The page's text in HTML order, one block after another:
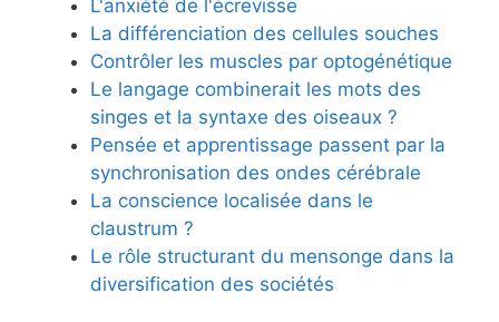
L'anxiété de l'écrevisse
La différenciation des cellules souches
Contrôler les muscles par optogénétique
Le langage combinerait les mots des
singes et la syntaxe des oiseaux ?
Pensée et apprentissage passent par la
synchronisation des ondes cérébrale
La conscience localisée dans le
claustrum ?
Le rôle structurant du mensonge dans la
diversification des sociétés